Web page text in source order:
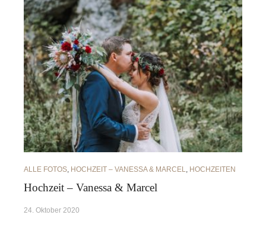
ALLE FOTOS, HOCHZEIT – VANESSA & MARCEL, HOCHZEITEN
Hochzeit – Vanessa & Marcel
24. Oktober 2020